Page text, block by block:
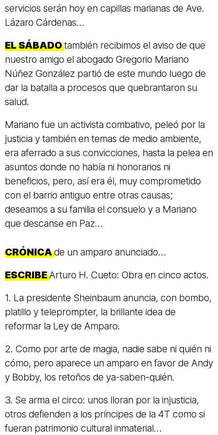
servicios serán hoy en capillas marianas de Ave.
Lázaro Cárdenas…
EL SÁBADOtambién recibimos el aviso de que
nuestro amigo el abogado Gregorio Mariano
Núñez González partió de este mundo luego de
dar la batalla a procesos que quebrantaron su
salud.
Mariano fue un activista combativo, peleó por la
justicia y también en temas de medio ambiente,
era aferrado a sus convicciones, hasta la pelea en
asuntos donde no había ni honorarios ni
beneficios, pero, así era él, muy comprometido
con el barrio antiguo entre otras causas;
deseamos a su familia el consuelo y a Mariano
que descanse en Paz…
CRÓNICAde un amparo anunciado…
ESCRIBEArturo H. Cueto: Obra en cinco actos.
1. La presidente Sheinbaum anuncia, con bombo,
platillo y teleprompter, la brillante idea de
reformar la Ley de Amparo.
2. Como por arte de magia, nadie sabe ni quién ni
cómo, pero aparece un amparo en favor de Andy
y Bobby, los retoños de ya-saben-quién.
3. Se arma el circo: unos lloran por la injusticia,
otros defienden a los príncipes de la 4T como si
fueran patrimonio cultural inmaterial…